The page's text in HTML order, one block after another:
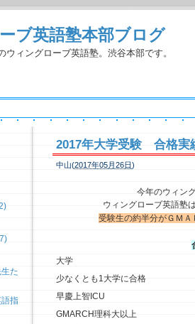
ブ英語塾本部ブログ
ウィングローブ英語塾。渋谷本部です。
2017年大学受験 合格
中山(2017年05月26日)
今年のウィン
ウィングローブ英語塾
受験生の約半分がＧＭＡ
大学
少なくとも1大学に合格
早慶上智ICU
GMARCH理科大以上
た
指